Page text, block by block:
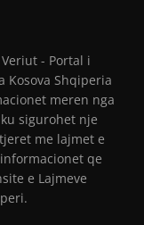
- Portal i
Kosova Shqiperia
meren nga
sigurohet nje
me lajmet e
qe
e Lajmeve